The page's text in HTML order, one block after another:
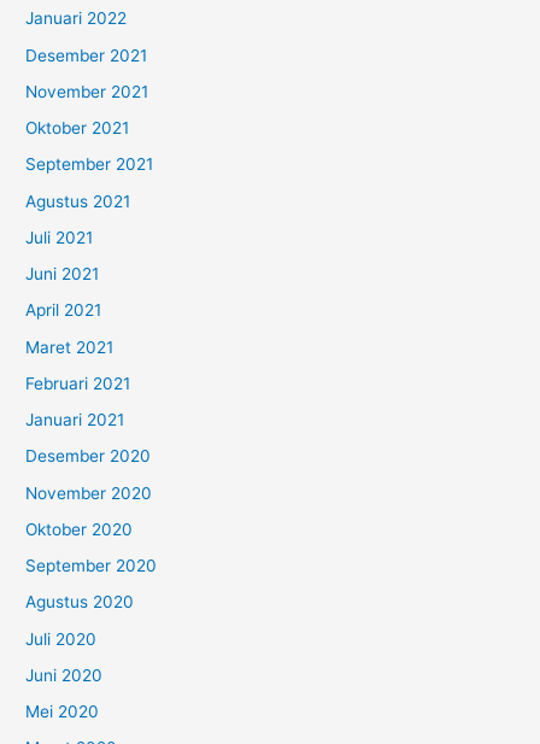
Januari 2022
Desember 2021
November 2021
Oktober 2021
September 2021
Agustus 2021
Juli 2021
Juni 2021
April 2021
Maret 2021
Februari 2021
Januari 2021
Desember 2020
November 2020
Oktober 2020
September 2020
Agustus 2020
Juli 2020
Juni 2020
Mei 2020